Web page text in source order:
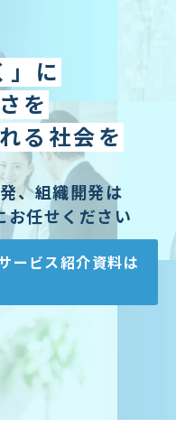
ト情報
研究所
」に
を
る社会を
、組織開発は
お任せください
ービス紹介資料は